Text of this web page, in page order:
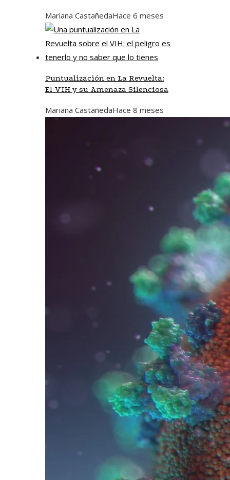
Mariana CastañedaHace 6 meses
Puntualización en La Revuelta:
El VIH y su Amenaza Silenciosa
Mariana CastañedaHace 8 meses